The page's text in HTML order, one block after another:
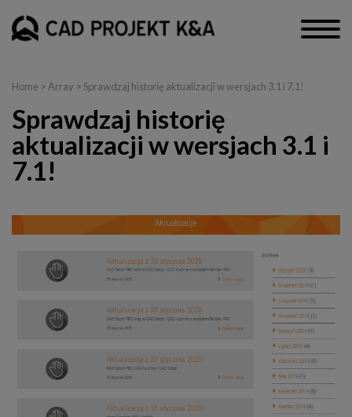
Home > Array > Sprawdzaj historię aktualizacji w wersjach 3.1 i 7.1!
Sprawdzaj historię
aktualizacji w wersjach 3.1 i
7.1!